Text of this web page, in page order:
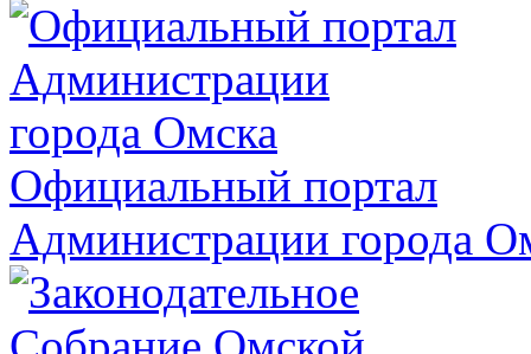
Официальный портал
Администрации города